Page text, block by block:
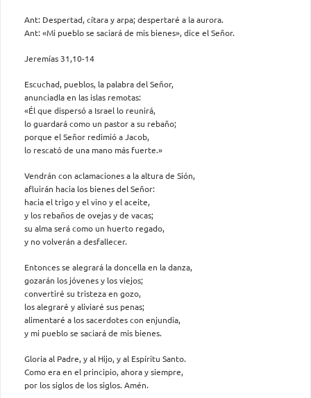
Ant: Despertad, cítara y arpa; despertaré a la aurora.
Ant: «Mi pueblo se saciará de mis bienes», dice el Señor.
Jeremías 31,10-14
Escuchad, pueblos, la palabra del Señor,
anunciadla en las islas remotas:
«Él que dispersó a Israel lo reunirá,
lo guardará como un pastor a su rebaño;
porque el Señor redimió a Jacob,
lo rescató de una mano más fuerte.»
Vendrán con aclamaciones a la altura de Sión,
afluirán hacia los bienes del Señor:
hacia el trigo y el vino y el aceite,
y los rebaños de ovejas y de vacas;
su alma será como un huerto regado,
y no volverán a desfallecer.
Entonces se alegrará la doncella en la danza,
gozarán los jóvenes y los viejos;
convertiré su tristeza en gozo,
los alegraré y aliviaré sus penas;
alimentaré a los sacerdotes con enjundia,
y mi pueblo se saciará de mis bienes.
Gloria al Padre, y al Hijo, y al Espíritu Santo.
Como era en el principio, ahora y siempre,
por los siglos de los siglos. Amén.